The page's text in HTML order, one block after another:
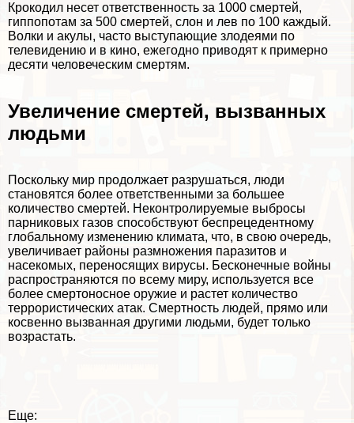
Крокодил несет ответственность за 1000 cмepтей,
гиппопотам за 500 cмepтей, слон и лев по 100 каждый.
Волки и акулы, часто выступающие злодеями по
телевидению и в кино, ежегодно приводят к примерно
десяти человеческим cмepтям.
Увеличение cмepтей, вызванных
людьми
Поскольку мир продолжает разрушаться, люди
становятся более ответственными за большее
количество cмepтей. Неконтролируемые выбросы
парниковых газов способствуют беспрецедентному
глобальному изменению климата, что, в свою очередь,
увеличивает районы размножения паразитов и
насекомых, переносящих вирусы. Бесконечные войны
распространяются по всему миру, используется все
более cмepтоносное оружие и растет количество
террористических атак. Cмepтность людей, прямо или
косвенно вызванная другими людьми, будет только
возрастать.
Еще: